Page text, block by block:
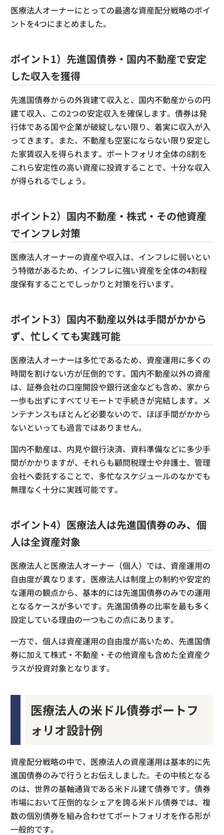
医療法人オーナーにとっての最適な資産配分戦略のポイ
ントを4つにまとめました。
ポイント1）先進国債券・国内不動産で安定
した収入を獲得
先進国債券からの外貨建て収入と、国内不動産からの円
建て収入、この2つの安定収入を確保します。債券は発
行体である国や企業が破綻しない限り、着実に収入が入
ってきます。また、不動産も空室にならない限り安定し
た家賃収入を得られます。ポートフォリオ全体の8割を
これら安定性の高い資産に投資することで、十分な収入
が得られるでしょう。
ポイント2）国内不動産・株式・その他資産
でインフレ対策
医療法人オーナーの資産や収入は、インフレに弱いとい
う特徴があるため、インフレに強い資産を全体の4割程
度保有することでしっかりと対策を行います。
ポイント3）国内不動産以外は手間がかから
ず、忙しくても実践可能
医療法人オーナーは多忙であるため、資産運用に多くの
時間を割けない方が圧倒的です。国内不動産以外の資産
は、証券会社の口座開設や銀行送金なども含め、家から
一歩も出ずにすべてリモートで手続きが完結します。メ
ンテナンスもほとんど必要ないので、ほぼ手間がかから
ないといっても過言ではありません。
国内不動産は、内見や銀行決済、資料準備などに多少手
間がかかりますが、それらも顧問税理士や弁護士、管理
会社へ委託することで、多忙なスケジュールのなかでも
無理なく十分に実践可能です。
ポイント4）医療法人は先進国債券のみ、個
人は全資産対象
医療法人と医療法人オーナー（個人）では、資産運用の
自由度が異なります。医療法人は制度上の制約や安定的
な運用の観点から、基本的には先進国債券のみでの運用
となるケースが多いです。先進国債券の比率を最も多く
設定している理由の一つもこの点にあります。
一方で、個人は資産運用の自由度が高いため、先進国債
券に加えて株式・不動産・その他資産も含めた全資産ク
ラスが投資対象となります。
医療法人の米ドル債券ポートフ
ォリオ設計例
資産配分戦略の中で、医療法人の資産運用は基本的に先
進国債券のみで行うとお伝えしました。その中核となる
のは、世界の基軸通貨である米ドル建て債券です。債券
市場において圧倒的なシェアを誇る米ドル債券では、複
数の個別債券を組み合わせてポートフォリオを作る形が
一般的です。